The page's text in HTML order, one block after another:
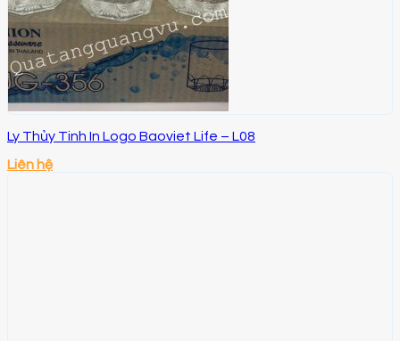
Ly Thủy Tinh In Logo Baoviet Life – L08
Liên hệ